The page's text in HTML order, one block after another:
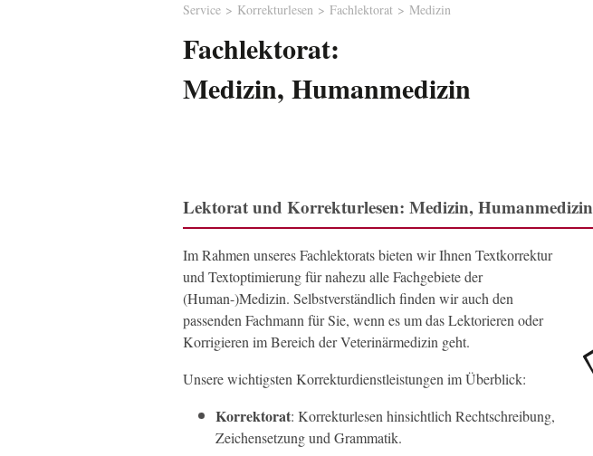
Service Korrekturlesen Fachlektorat Medizin
Fachlektorat:
Medizin, Humanmedizin
Lektorat und Korrekturlesen: Medizin, Humanmedizin
Im Rahmen unseres Fachlektorats bieten wir Ihnen Textkorrektur
und Textoptimierung für nahezu alle Fachgebiete der
(Human-)Medizin. Selbstverständlich finden wir auch den
passenden Fachmann für Sie, wenn es um das Lektorieren oder
Korrigieren im Bereich der Veterinärmedizin geht.
Unsere wichtigsten Korrekturdienstleistungen im Überblick:
Korrektorat: Korrekturlesen hinsichtlich Rechtschreibung,
Zeichensetzung und Grammatik.